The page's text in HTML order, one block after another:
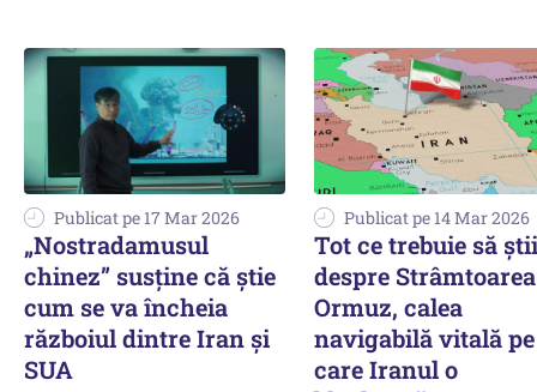
Publicat pe 17 Mar 2026
„Nostradamusul
chinez” susține că știe
cum se va încheia
războiul dintre Iran și
SUA
Publicat pe 14 Mar 2026
Tot ce trebuie să știi
despre Strâmtoarea
Ormuz, calea
navigabilă vitală pe
care Iranul o